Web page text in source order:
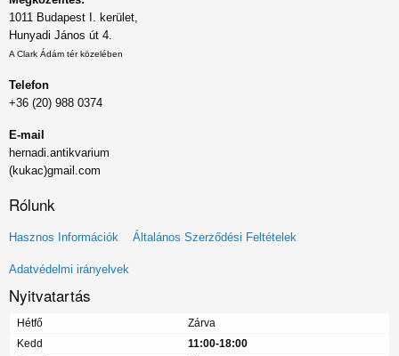
1011 Budapest I. kerület,
Hunyadi János út 4.
A Clark Ádám tér közelében
Telefon
+36 (20) 988 0374
E-mail
hernadi.antikvarium
(kukac)gmail.com
Rólunk
Lábléc
menü
Hasznos Információk Általános Szerződési Feltételek
Adatvédelmi irányelvek
Nyitvatartás
Hétfő
Zárva
Kedd
11:00-18:00